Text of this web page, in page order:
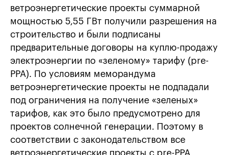
ветроэнергетические проекты суммарной
мощностью 5,55 ГВт получили разрешения на
строительство и были подписаны
предварительные договоры на куплю-продажу
электроэнергии по «зеленому» тарифу (pre-
РРА). По условиям меморандума
ветроэнергетические проекты не подпадали
под ограничения на получение «зеленых»
тарифов, как это было предусмотрено для
проектов солнечной генерации. Поэтому в
соответствии с законодательством все
ветроэнергетические проекты с pre-РРА